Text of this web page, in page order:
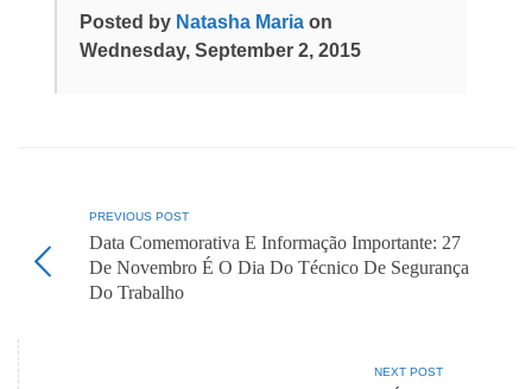
Posted by Natasha Mariaon
Wednesday, September 2, 2015
PREVIOUS POST
Data Comemorativa E Informação Importante: 27
De Novembro É O Dia Do Técnico De Segurança
Do Trabalho
NEXT POST